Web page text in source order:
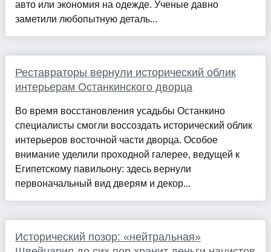
авто или экономия на одежде. Ученые давно
заметили любопытную деталь...
Реставраторы вернули исторический облик
интерьерам Останкинского дворца
Во время восстановления усадьбы Останкино
специалисты смогли воссоздать исторический облик
интерьеров восточной части дворца. Особое
внимание уделили проходной галерее, ведущей к
Египетскому павильону: здесь вернули
первоначальный вид дверям и декор...
Исторический позор: «нейтральная»